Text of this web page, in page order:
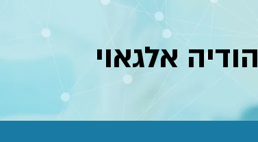
הודיה אלגאוי